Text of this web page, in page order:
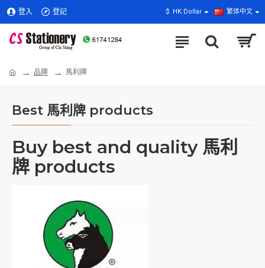
登入 登記 $ HK Dollar 繁体中文
品牌 馬利牌
Best 馬利牌 products
Buy best and quality 馬利
牌 products